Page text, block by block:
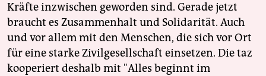
Kräfte inzwischen geworden sind. Gerade jetzt
braucht es Zusammenhalt und Solidarität. Auch
und vor allem mit den Menschen, die sich vor Ort
für eine starke Zivilgesellschaft einsetzen. Die taz
kooperiert deshalb mit "Alles beginnt im